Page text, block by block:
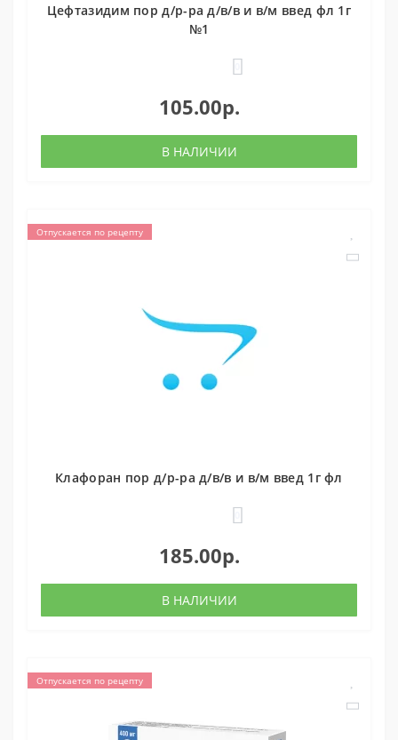
Цефтазидим пор д/р-ра д/в/в и в/м введ фл 1г
№1
105.00р.
В НАЛИЧИИ
Отпускается по рецепту
Клафоран пор д/р-ра д/в/в и в/м введ 1г фл
185.00р.
В НАЛИЧИИ
Отпускается по рецепту